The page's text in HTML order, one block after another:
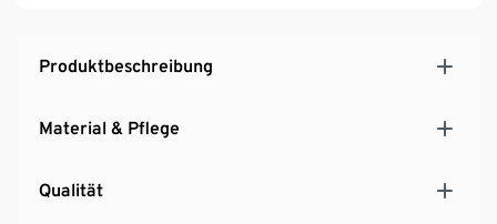
Produktbeschreibung
Material & Pflege
Qualität